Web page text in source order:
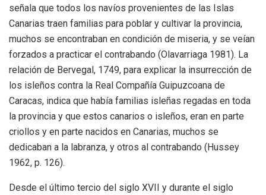
señala que todos los navíos provenientes de las Islas
Canarias traen familias para poblar y cultivar la provincia,
muchos se encontraban en condición de miseria, y se veían
forzados a practicar el contrabando (Olavarriaga 1981). La
relación de Bervegal, 1749, para explicar la insurrección de
los isleños contra la Real Compañía Guipuzcoana de
Caracas, indica que había familias isleñas regadas en toda
la provincia y que estos canarios o isleños, eran en parte
criollos y en parte nacidos en Canarias, muchos se
dedicaban a la labranza, y otros al contrabando (Hussey
1962, p. 126).
Desde el último tercio del siglo XVII y durante el siglo